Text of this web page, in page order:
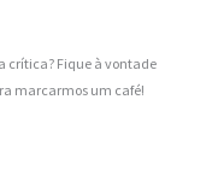
crítica? Fique à vontade
marcarmos um café!